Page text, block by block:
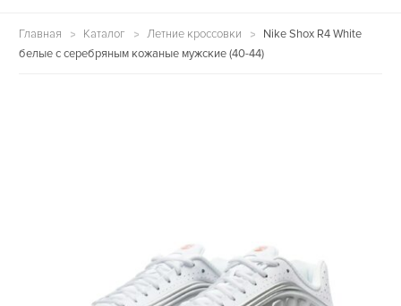
Главная Каталог Летние кроссовки
Nike Shox R4 White
белые с серебряным кожаные мужские (40-44)